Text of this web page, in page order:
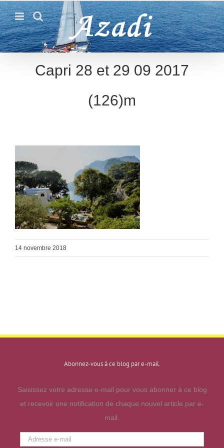
Passer
au
contenu
Capri 28 et 29 09 2017
(126)m
14 novembre 2018
Abonnez-vous à ce blog par e-mail.
Saisissez votre adresse e-mail pour vous abonner à ce blog
et recevoir une notification de chaque nouvel article par e-
mail.
Adresse